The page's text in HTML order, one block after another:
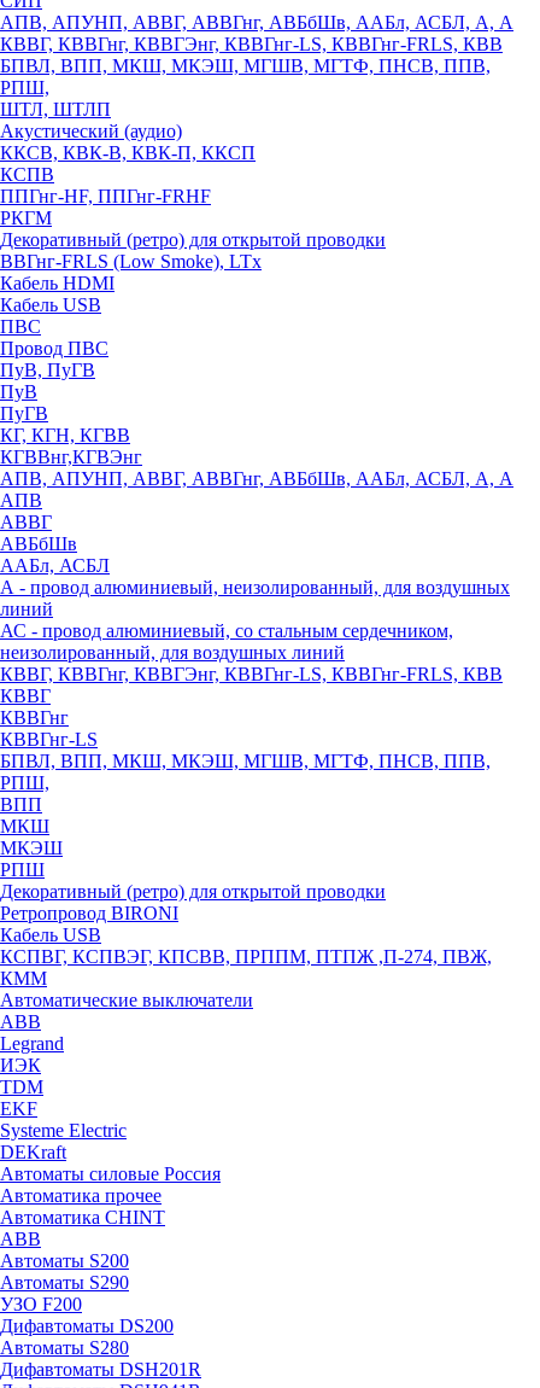
АПВ, АПУНП, АВВГ, АВВГнг, АВБбШв, ААБл, АСБЛ, А, А
КВВГ, КВВГнг, КВВГЭнг, КВВГнг-LS, КВВГнг-FRLS, КВВ
БПВЛ, ВПП, МКШ, МКЭШ, МГШВ, МГТФ, ПНСВ, ППВ,
РПШ,
ШТЛ, ШТЛП
Акустический (аудио)
ККСВ, КВК-В, КВК-П, ККСП
КСПВ
ППГнг-HF, ППГнг-FRHF
РКГМ
Декоративный (ретро) для открытой проводки
ВВГнг-FRLS (Low Smoke), LTx
Кабель HDMI
Кабель USB
ПВС
Провод ПВС
ПуВ, ПуГВ
ПуВ
ПуГВ
КГ, КГН, КГВВ
КГВВнг,КГВЭнг
АПВ, АПУНП, АВВГ, АВВГнг, АВБбШв, ААБл, АСБЛ, А, А
АПВ
АВВГ
АВБбШв
ААБл, АСБЛ
А - провод алюминиевый, неизолированный, для воздушных
линий
АС - провод алюминиевый, со стальным сердечником,
неизолированный, для воздушных линий
КВВГ, КВВГнг, КВВГЭнг, КВВГнг-LS, КВВГнг-FRLS, КВВ
КВВГ
КВВГнг
КВВГнг-LS
БПВЛ, ВПП, МКШ, МКЭШ, МГШВ, МГТФ, ПНСВ, ППВ,
РПШ,
ВПП
МКШ
МКЭШ
РПШ
Декоративный (ретро) для открытой проводки
Ретропровод BIRONI
Кабель USB
КСПВГ, КСПВЭГ, КПСВВ, ПРППМ, ПТПЖ ,П-274, ПВЖ,
КММ
Автоматические выключатели
ABB
Legrand
ИЭК
TDM
EKF
Systeme Electric
DEKraft
Автоматы силовые Россия
Автоматика прочее
Автоматика CHINT
ABB
Автоматы S200
Автоматы S290
УЗО F200
Дифавтоматы DS200
Автоматы S280
Дифавтоматы DSH201R